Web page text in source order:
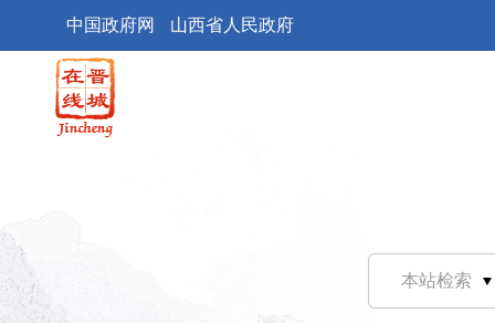
中国政府网 山西省人民政府
本站检索